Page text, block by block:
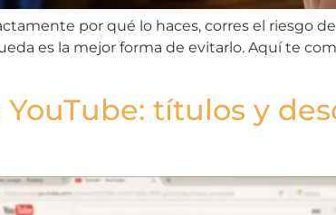
por qué lo haces, corres el riesgo
es la mejor forma de evitarlo. Aquí te
YouTube: títulos y